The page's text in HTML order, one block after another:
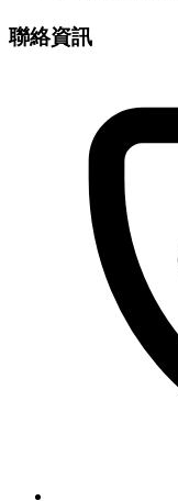
聯絡資訊